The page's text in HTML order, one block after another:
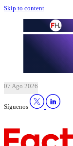
Skip to content
07 Ago 2026
Síguenos